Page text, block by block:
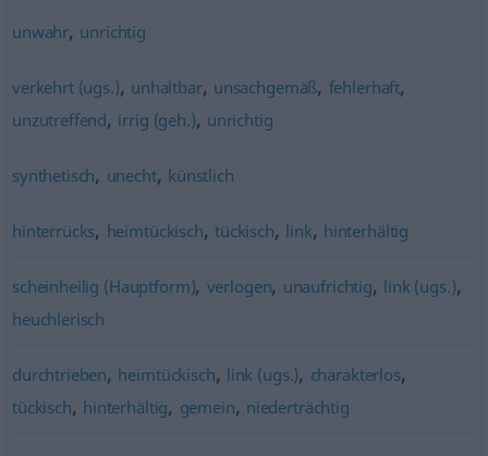
unwahr, unrichtig
verkehrt (ugs.), unhaltbar, unsachgemäß, fehlerhaft,
unzutreffend, irrig (geh.), unrichtig
synthetisch, unecht, künstlich
hinterrücks, heimtückisch,tückisch, link, hinterhältig
scheinheilig (Hauptform), verlogen, unaufrichtig, link (ugs.),
heuchlerisch
durchtrieben, heimtückisch, link (ugs.), charakterlos,
tückisch, hinterhältig, gemein, niederträchtig